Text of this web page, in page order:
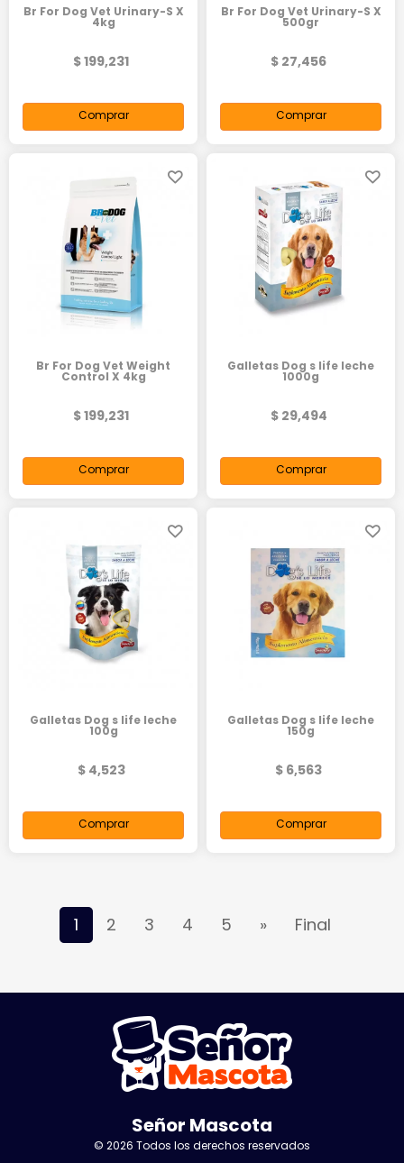
Br For Dog Vet Urinary-S X
4kg
$ 199,231
Comprar
Br For Dog Vet Urinary-S X
500gr
$ 27,456
Comprar
Br For Dog Vet Weight
Control X 4kg
$ 199,231
Comprar
Galletas Dog s life leche
1000g
$ 29,494
Comprar
Galletas Dog s life leche
100g
$ 4,523
Comprar
Galletas Dog s life leche
150g
$ 6,563
Comprar
1 2 3 4 5 » Final
Señor Mascota
© 2026 Todos los derechos reservados